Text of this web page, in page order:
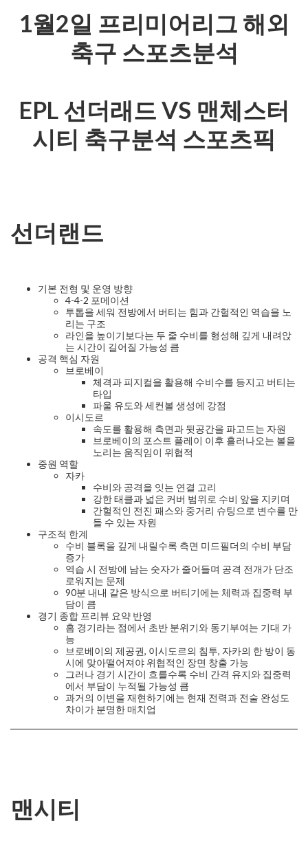
1월2일 프리미어리그 해외
축구 스포츠분석
EPL 선더래드 VS 맨체스터
시티 축구분석 스포츠픽
선더랜드
기본 전형 및 운영 방향
4-4-2 포메이션
투톱을 세워 전방에서 버티는 힘과 간헐적인 역습을 노
리는 구조
라인을 높이기보다는 두 줄 수비를 형성해 깊게 내려앉
는 시간이 길어질 가능성 큼
공격 핵심 자원
브로베이
체격과 피지컬을 활용해 수비수를 등지고 버티는
타입
파울 유도와 세컨볼 생성에 강점
이시도르
속도를 활용해 측면과 뒷공간을 파고드는 자원
브로베이의 포스트 플레이 이후 흘러나오는 볼을
노리는 움직임이 위협적
중원 역할
자카
수비와 공격을 잇는 연결 고리
강한 태클과 넓은 커버 범위로 수비 앞을 지키며
간헐적인 전진 패스와 중거리 슈팅으로 변수를 만
들 수 있는 자원
구조적 한계
수비 블록을 깊게 내릴수록 측면 미드필더의 수비 부담
증가
역습 시 전방에 남는 숫자가 줄어들며 공격 전개가 단조
로워지는 문제
90분 내내 같은 방식으로 버티기에는 체력과 집중력 부
담이 큼
경기 종합 프리뷰 요약 반영
홈 경기라는 점에서 초반 분위기와 동기부여는 기대 가
능
브로베이의 제공권, 이시도르의 침투, 자카의 한 방이 동
시에 맞아떨어져야 위협적인 장면 창출 가능
그러나 경기 시간이 흐를수록 수비 간격 유지와 집중력
에서 부담이 누적될 가능성 큼
과거의 이변을 재현하기에는 현재 전력과 전술 완성도
차이가 분명한 매치업
맨시티